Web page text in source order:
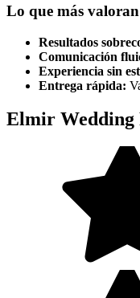
Lo que más
Resultados
Comunicación
Experiencia sin
Entrega rápida:
Elmir Wedding